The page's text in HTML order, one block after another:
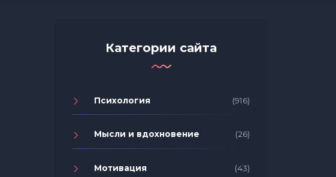
Категории сайта
Психология (916)
Мысли и вдохновение (26)
Мотивация (43)